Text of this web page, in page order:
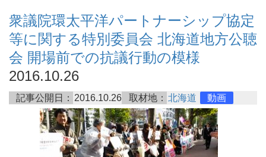
衆議院環太平洋パートナーシップ協定
等に関する特別委員会 北海道地方公聴
会 開場前での抗議行動の模様
2016.10.26
記事公開日： 2016.10.26 取材地： 北海道 動画